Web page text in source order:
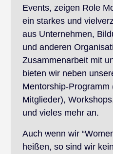
Events, zeigen Role
ein starkes und
aus Unternehmen,
und anderen
Zusammenarbeit mit
bieten wir neben
Mentorship-Programm
Mitglieder),
und vieles mehr an.
Auch wenn wir
heißen, so sind wir